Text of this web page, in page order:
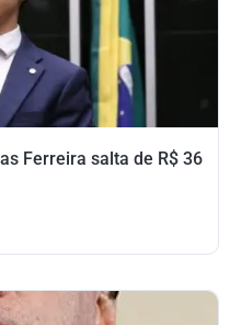
Ferreira salta de R$ 36